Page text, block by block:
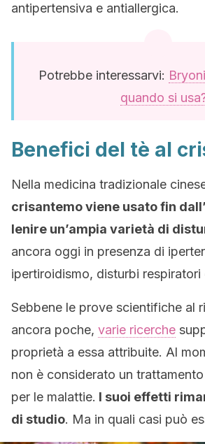
antipertensiva e antiallergica.
Potrebbe interessarvi:
quando si
Benefici del tè al
Nella medicina tradizionale
crisantemo viene usato fin
lenire un’ampia varietà di
ancora oggi in presenza di
ipertiroidismo, disturbi respiratori
Sebbene le prove scientifiche al
ancora poche, varie ricerche
proprietà a essa attribuite. Al
non è considerato un
per le malattie. I suoi effetti
di studio. Ma in quali casi può